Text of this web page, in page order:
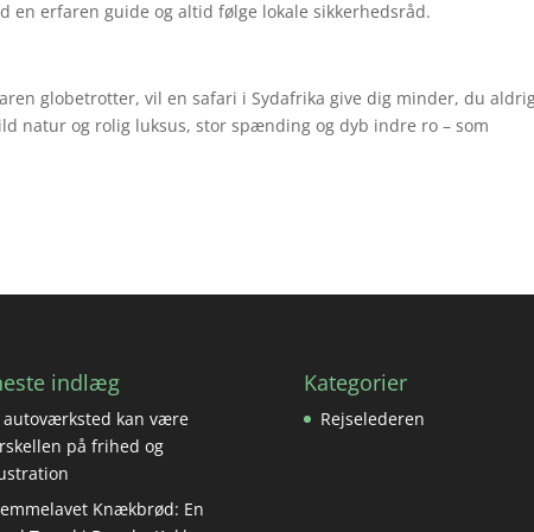
en erfaren guide og altid følge lokale sikkerhedsråd.
globetrotter, vil en safari i Sydafrika give dig minder, du
natur og rolig luksus, stor spænding og dyb indre ro – som
indlæg
autoværksted kan være
på frihed og
Knækbrød: En
Kategorier
Rejselederen